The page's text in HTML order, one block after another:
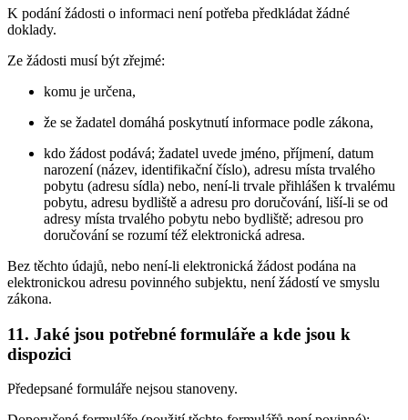
K podání žádosti o informaci není potřeba předkládat žádné
doklady.
Ze žádosti musí být zřejmé:
komu je určena,
že se žadatel domáhá poskytnutí informace podle zákona,
kdo žádost podává; žadatel uvede jméno, příjmení, datum
narození (název, identifikační číslo), adresu místa trvalého
pobytu (adresu sídla) nebo, není-li trvale přihlášen k trvalému
pobytu, adresu bydliště a adresu pro doručování, liší-li se od
adresy místa trvalého pobytu nebo bydliště; adresou pro
doručování se rozumí též elektronická adresa.
Bez těchto údajů, nebo není-li elektronická žádost podána na
elektronickou adresu povinného subjektu, není žádostí ve smyslu
zákona.
11. Jaké jsou potřebné formuláře a kde jsou k
dispozici
Předepsané formuláře nejsou stanoveny.